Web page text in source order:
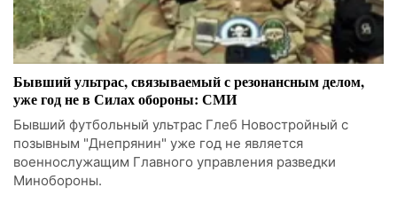
Бывший ультрас, связываемый с резонансным делом,
уже год не в Силах обороны: СМИ
Бывший футбольный ультрас Глеб Новостройный с
позывным "Днепрянин" уже год не является
военнослужащим Главного управления разведки
Минобороны.